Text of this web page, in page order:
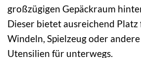
großzügigen Gepäckraum
Dieser bietet ausreichend Platz
Windeln, Spielzeug oder
Utensilien für unterwegs.